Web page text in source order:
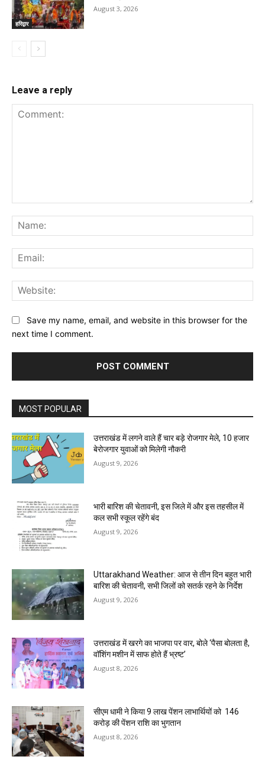
हरिद्वार
August 3, 2026
Leave a reply
Save my name, email, and website in this browser for the
next time I comment.
MOST POPULAR
उत्तराखंड में लगने वाले हैं चार बड़े रोजगार मेले, 10 हजार
बेरोजगार युवाओं को मिलेगी नौकरी
August 9, 2026
भारी बारिश की चेतावनी, इस जिले में और इस तहसील में
कल सभी स्कूल रहेंगे बंद
August 9, 2026
Uttarakhand Weather: आज से तीन दिन बहुत भारी
बारिश की चेतावनी, सभी जिलों को सतर्क रहने के निर्देश
August 9, 2026
उत्तराखंड में खरगे का भाजपा पर वार, बोले ‘पैसा बोलता है,
वॉशिंग मशीन में साफ होते हैं भ्रष्ट’
August 8, 2026
सीएम धामी ने किया 9 लाख पेंशन लाभार्थियों को ₹ 146
करोड़ की पेंशन राशि का भुगतान
August 8, 2026